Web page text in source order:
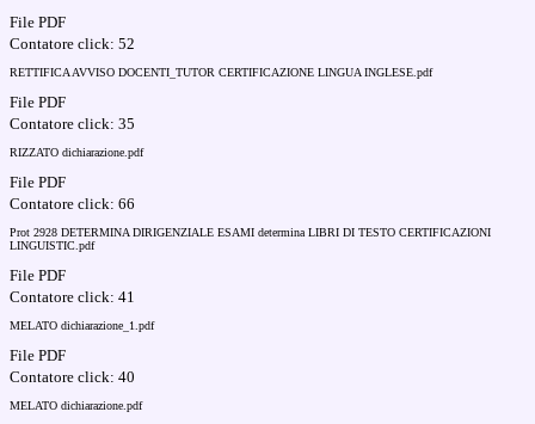
File PDF
Contatore click: 52
RETTIFICA AVVISO DOCENTI_TUTOR CERTIFICAZIONE LINGUA INGLESE.pdf
File PDF
Contatore click: 35
RIZZATO dichiarazione.pdf
File PDF
Contatore click: 66
Prot 2928 DETERMINA DIRIGENZIALE ESAMI determina LIBRI DI TESTO CERTIFICAZIONI
LINGUISTIC.pdf
File PDF
Contatore click: 41
MELATO dichiarazione_1.pdf
File PDF
Contatore click: 40
MELATO dichiarazione.pdf